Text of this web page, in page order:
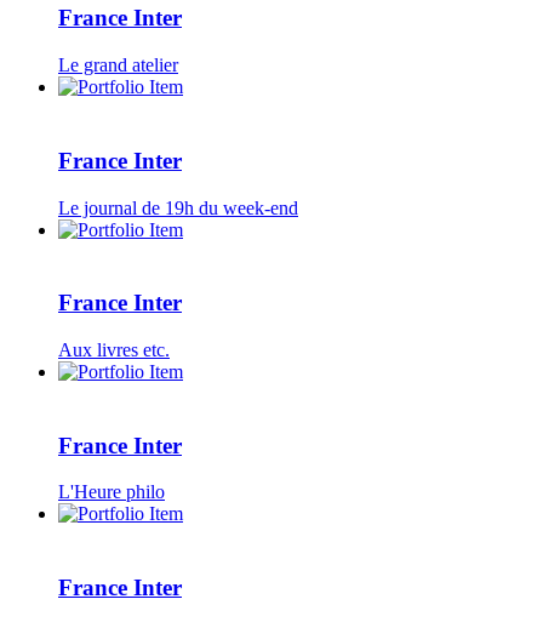
France Inter
Le grand atelier
France Inter
Le journal de 19h du week-end
France Inter
Aux livres etc.
France Inter
L'Heure philo
France Inter